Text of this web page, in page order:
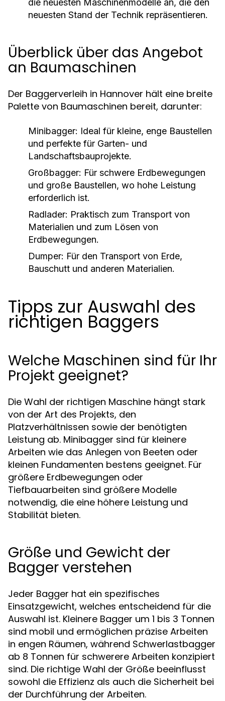
die neuesten Maschinenmodelle an, die den
neuesten Stand der Technik repräsentieren.
Überblick über das Angebot
an Baumaschinen
Der Baggerverleih in Hannover hält eine breite
Palette von Baumaschinen bereit, darunter:
Minibagger: Ideal für kleine, enge Baustellen
und perfekte für Garten- und
Landschaftsbauprojekte.
Großbagger: Für schwere Erdbewegungen
und große Baustellen, wo hohe Leistung
erforderlich ist.
Radlader: Praktisch zum Transport von
Materialien und zum Lösen von
Erdbewegungen.
Dumper: Für den Transport von Erde,
Bauschutt und anderen Materialien.
Tipps zur Auswahl des
richtigen Baggers
Welche Maschinen sind für Ihr
Projekt geeignet?
Die Wahl der richtigen Maschine hängt stark
von der Art des Projekts, den
Platzverhältnissen sowie der benötigten
Leistung ab. Minibagger sind für kleinere
Arbeiten wie das Anlegen von Beeten oder
kleinen Fundamenten bestens geeignet. Für
größere Erdbewegungen oder
Tiefbauarbeiten sind größere Modelle
notwendig, die eine höhere Leistung und
Stabilität bieten.
Größe und Gewicht der
Bagger verstehen
Jeder Bagger hat ein spezifisches
Einsatzgewicht, welches entscheidend für die
Auswahl ist. Kleinere Bagger um 1 bis 3 Tonnen
sind mobil und ermöglichen präzise Arbeiten
in engen Räumen, während Schwerlastbagger
ab 8 Tonnen für schwerere Arbeiten konzipiert
sind. Die richtige Wahl der Größe beeinflusst
sowohl die Effizienz als auch die Sicherheit bei
der Durchführung der Arbeiten.